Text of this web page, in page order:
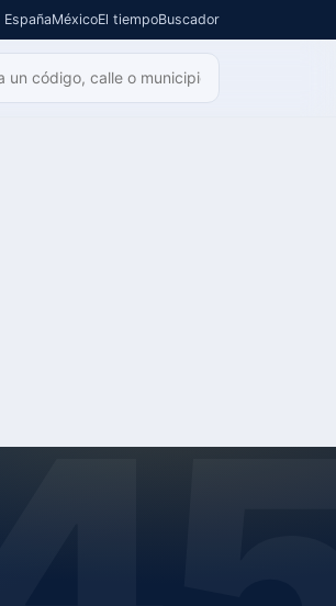
EspañaMéxicoEl tiempoBuscador